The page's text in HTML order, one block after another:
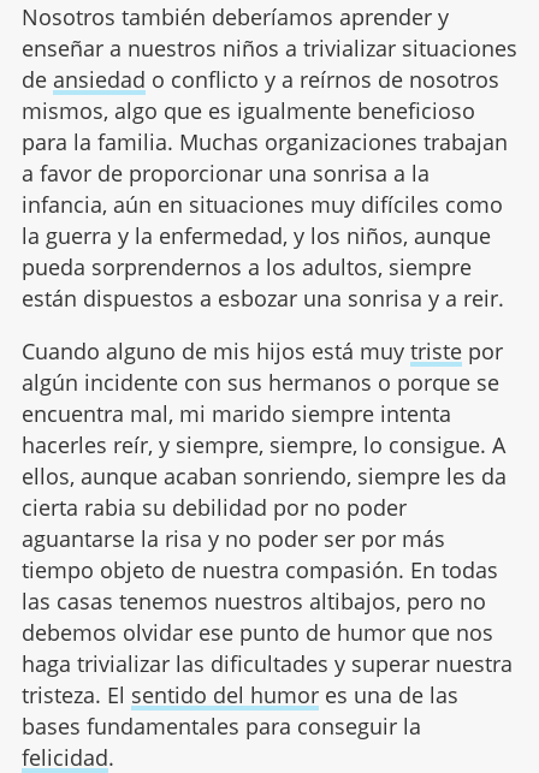
Nosotros también deberíamos aprender y
enseñar a nuestros niños a trivializar situaciones
de ansiedad o conflicto y a reírnos de nosotros
mismos, algo que es igualmente beneficioso
para la familia. Muchas organizaciones trabajan
a favor de proporcionar una sonrisa a la
infancia, aún en situaciones muy difíciles como
la guerra y la enfermedad, y los niños, aunque
pueda sorprendernos a los adultos, siempre
están dispuestos a esbozar una sonrisa y a reir.
Cuando alguno de mis hijos está muy tristepor
algún incidente con sus hermanos o porque se
encuentra mal, mi marido siempre intenta
hacerles reír, y siempre, siempre, lo consigue. A
ellos, aunque acaban sonriendo, siempre les da
cierta rabia su debilidad por no poder
aguantarse la risa y no poder ser por más
tiempo objeto de nuestra compasión. En todas
las casas tenemos nuestros altibajos, pero no
debemos olvidar ese punto de humor que nos
haga trivializar las dificultades y superar nuestra
tristeza. El sentido del humores una de las
bases fundamentales para conseguir la
felicidad.